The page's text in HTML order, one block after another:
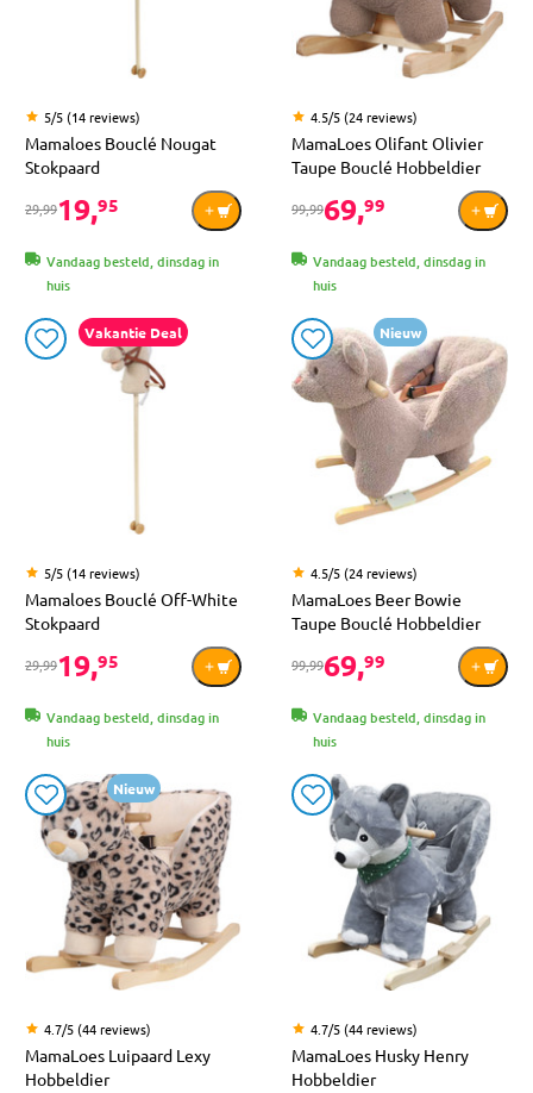
5/5 (14 reviews)
Mamaloes Bouclé Nougat
Stokpaard
29,9919,95
Vandaag besteld, dinsdag in
huis
4.5/5 (24 reviews)
MamaLoes Olifant Olivier
Taupe Bouclé Hobbeldier
99,9969,99
Vandaag besteld, dinsdag in
huis
Vakantie Deal
5/5 (14 reviews)
Mamaloes Bouclé Off-White
Stokpaard
29,9919,95
Vandaag besteld, dinsdag in
huis
Nieuw
4.5/5 (24 reviews)
MamaLoes Beer Bowie
Taupe Bouclé Hobbeldier
99,9969,99
Vandaag besteld, dinsdag in
huis
Nieuw
4.7/5 (44 reviews)
MamaLoes Luipaard Lexy
Hobbeldier
4.7/5 (44 reviews)
MamaLoes Husky Henry
Hobbeldier